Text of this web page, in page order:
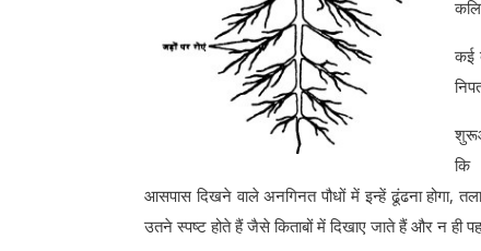
कई
कि
आसपास दिखने वाले अनगिनत पौधों में इन्हें ढूंढना होगा,
उतने स्पष्ट होते हैं जैसे किताबों में दिखाए जाते हैं और न